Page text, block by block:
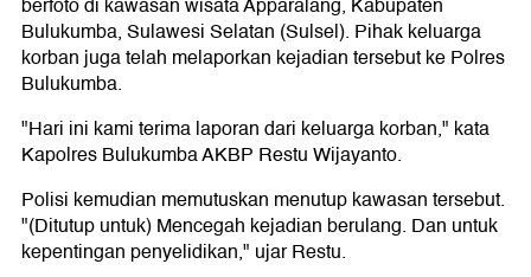
berfoto di kawasan wisata Apparalang, Kabupaten
Bulukumba, Sulawesi Selatan (Sulsel). Pihak keluarga
korban juga telah melaporkan kejadian tersebut ke Polres
Bulukumba.
"Hari ini kami terima laporan dari keluarga korban," kata
Kapolres Bulukumba AKBP Restu Wijayanto.
Polisi kemudian memutuskan menutup kawasan tersebut.
"(Ditutup untuk) Mencegah kejadian berulang. Dan untuk
kepentingan penyelidikan," ujar Restu.